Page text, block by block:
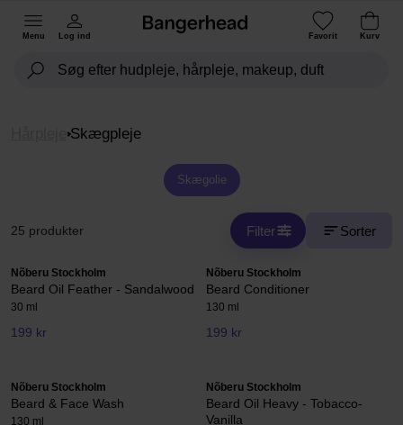
Menu Log ind Favorit Kurv
Skægpleje
Skægolie
25 produkter Filter Sorter
Nõberu Stockholm
Beard Oil Feather - Sandalwood
30 ml
199 kr
Nõberu Stockholm
Beard Conditioner
130 ml
199 kr
Nõberu Stockholm
Beard & Face Wash
130 ml
Nõberu Stockholm
Beard Oil Heavy - Tobacco-
Vanilla